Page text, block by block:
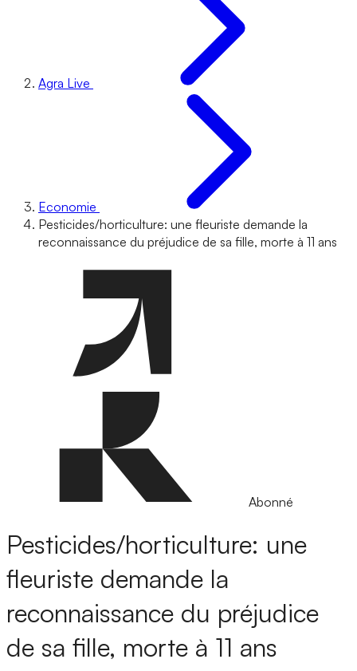
Agra Live
Economie
Pesticides/horticulture: une fleuriste demande la
reconnaissance du préjudice de sa fille, morte à 11 ans
Abonné
Pesticides/horticulture: une
fleuriste demande la
reconnaissance du préjudice
de sa fille, morte à 11 ans